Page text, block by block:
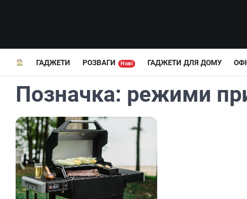
ГАДЖЕТИ РОЗВАГИ Нові ГАДЖЕТИ ДЛЯ ДОМУ
Позначка: режими